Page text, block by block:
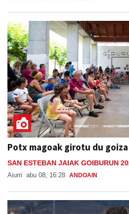
Potx magoak girotu du goiza
SAN ESTEBAN JAIAK GOIBURUN
Aiurri abu 08, 16:28 ANDOAIN